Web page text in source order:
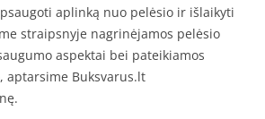
aplinką nuo pelėsio ir išlaikyti
straipsnyje nagrinėjamos pelėsio
aspektai bei pateikiamos
aptarsime Buksvarus.lt